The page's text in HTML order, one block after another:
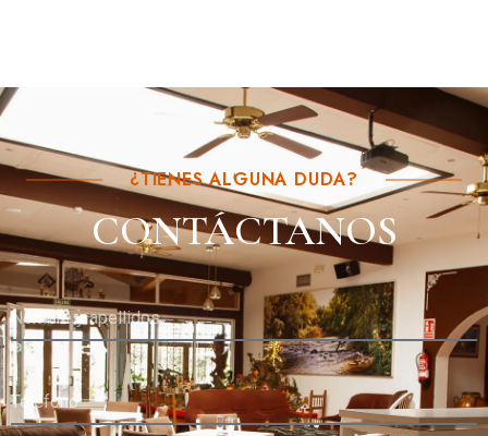
¿TIENES ALGUNA DUDA?
CONTÁCTANOS